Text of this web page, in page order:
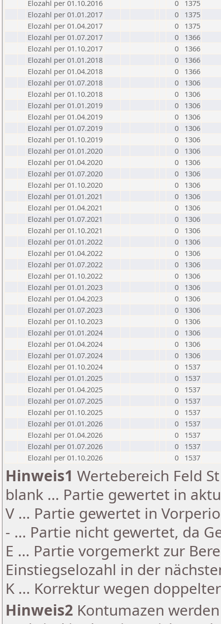
Elozahl per 01.10.2016
0
1375
Elozahl per 01.01.2017
0
1375
Elozahl per 01.04.2017
0
1375
Elozahl per 01.07.2017
0
1366
Elozahl per 01.10.2017
0
1366
Elozahl per 01.01.2018
0
1366
Elozahl per 01.04.2018
0
1366
Elozahl per 01.07.2018
0
1306
Elozahl per 01.10.2018
0
1306
Elozahl per 01.01.2019
0
1306
Elozahl per 01.04.2019
0
1306
Elozahl per 01.07.2019
0
1306
Elozahl per 01.10.2019
0
1306
Elozahl per 01.01.2020
0
1306
Elozahl per 01.04.2020
0
1306
Elozahl per 01.07.2020
0
1306
Elozahl per 01.10.2020
0
1306
Elozahl per 01.01.2021
0
1306
Elozahl per 01.04.2021
0
1306
Elozahl per 01.07.2021
0
1306
Elozahl per 01.10.2021
0
1306
Elozahl per 01.01.2022
0
1306
Elozahl per 01.04.2022
0
1306
Elozahl per 01.07.2022
0
1306
Elozahl per 01.10.2022
0
1306
Elozahl per 01.01.2023
0
1306
Elozahl per 01.04.2023
0
1306
Elozahl per 01.07.2023
0
1306
Elozahl per 01.10.2023
0
1306
Elozahl per 01.01.2024
0
1306
Elozahl per 01.04.2024
0
1306
Elozahl per 01.07.2024
0
1306
Elozahl per 01.10.2024
0
1537
Elozahl per 01.01.2025
0
1537
Elozahl per 01.04.2025
0
1537
Elozahl per 01.07.2025
0
1537
Elozahl per 01.10.2025
0
1537
Elozahl per 01.01.2026
0
1537
Elozahl per 01.04.2026
0
1537
Elozahl per 01.07.2026
0
1537
Elozahl per 01.10.2026
0 1537
Hinweis1 Wertebereich Feld
blank ... Partie gewertet in
V ... Partie gewertet in
- ... Partie nicht gewertet, da
E ... Partie vorgemerkt zur
Einstiegselozahl in der
K ... Korrektur wegen
Hinweis2 Kontumazen